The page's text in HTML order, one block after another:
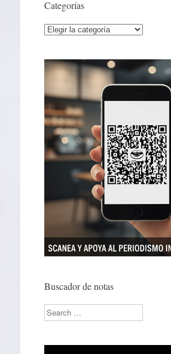
Categorías
Categorías
Buscador de notas
Search